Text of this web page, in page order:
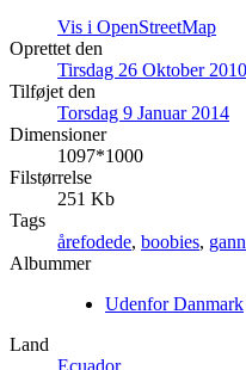
Vis i OpenStreetMap
Oprettet den
Tirsdag 26 Oktober 2010
Tilføjet den
Torsdag 9 Januar 2014
Dimensioner
1097*1000
Filstørrelse
251 Kb
Tags
årefodede, boobies,
Albummer
Udenfor Danmark
Land
Ecuador